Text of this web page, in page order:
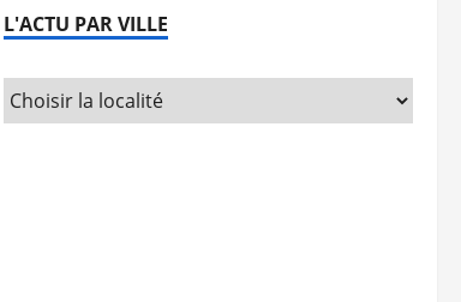
L'ACTU PAR VILLE